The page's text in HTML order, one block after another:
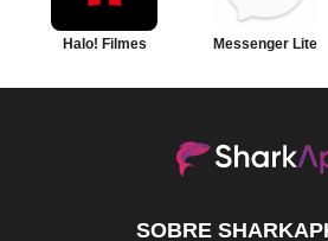
Halo! Filmes Messenger Lite
SOBRE